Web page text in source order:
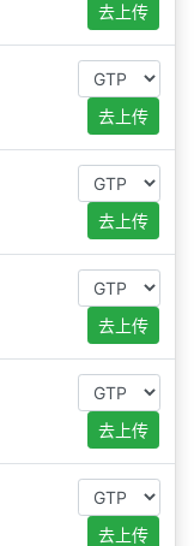
去上传
去上传
去上传
去上传
去上传
去上传